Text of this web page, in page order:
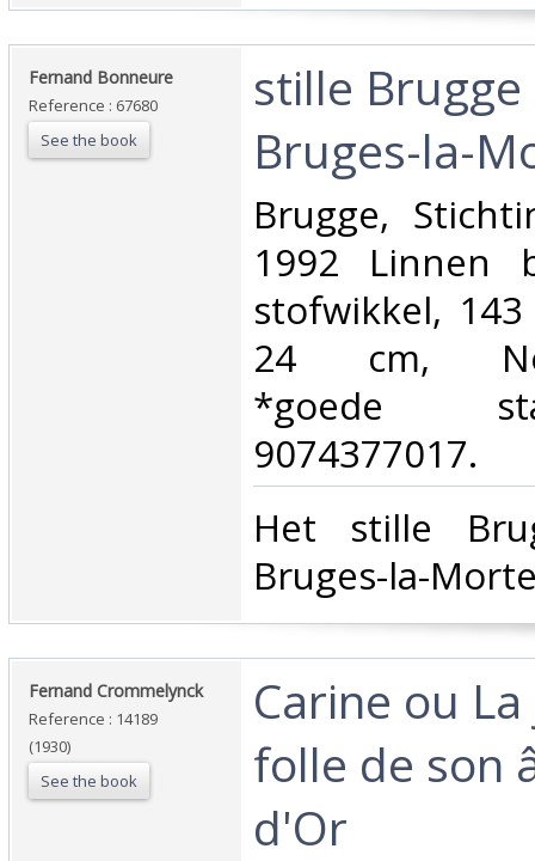
‎Fernand Bonneure‎
Reference : 67680
See the book
‎stille
Bruges-la-
‎Brugge,
1992 Linnen
stofwikkel,
24 cm,
*goede
9074377017.‎
‎Het stille
Bruges-la-
‎Fernand Crommelynck‎
Reference : 14189
(1930)
See the book
‎Carine ou
folle de son
d'Or‎